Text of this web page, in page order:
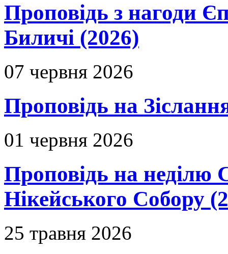
Проповідь з нагоди
Биличі (2026)
07 червня 2026
Проповідь на
01 червня 2026
Проповідь на неділю
Нікейського Собору
25 травня 2026